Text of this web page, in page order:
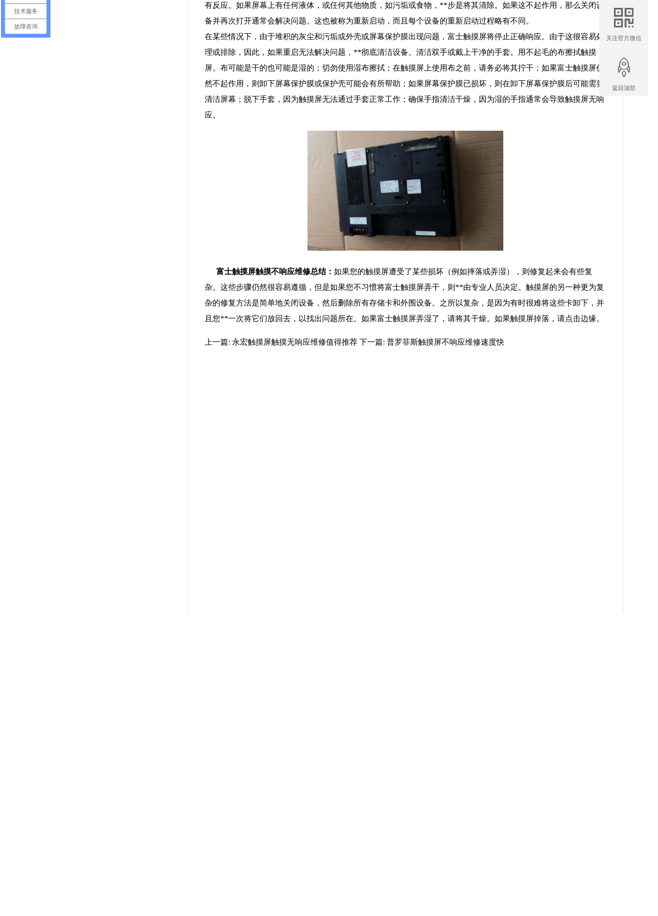
有反应。如果屏幕上有任何液体，或任何其他物质，如污垢或食物，**步是将其清除。如果这不起作用，那么关闭设
备并再次打开通常会解决问题。这也被称为重新启动，而且每个设备的重新启动过程略有不同。
在某些情况下，由于堆积的灰尘和污垢或外壳或屏幕保护膜出现问题，富士触摸屏将停止正确响应。由于这很容易处
理或排除，因此，如果重启无法解决问题，**彻底清洁设备。清洁双手或戴上干净的手套。用不起毛的布擦拭触摸
屏。布可能是干的也可能是湿的；切勿使用湿布擦拭；在触摸屏上使用布之前，请务必将其拧干；如果富士触摸屏仍
然不起作用，则卸下屏幕保护膜或保护壳可能会有所帮助；如果屏幕保护膜已损坏，则在卸下屏幕保护膜后可能需要
清洁屏幕；脱下手套，因为触摸屏无法通过手套正常工作；确保手指清洁干燥，因为湿的手指通常会导致触摸屏无响
应。
富士触摸屏触摸不响应维修总结： 如果您的触摸屏遭受了某些损坏（例如摔落或弄湿），则修复起来会有些复
杂。这些步骤仍然很容易遵循，但是如果您不习惯将富士触摸屏弄干，则**由专业人员决定。触摸屏的另一种更为复
杂的修复方法是简单地关闭设备，然后删除所有存储卡和外围设备。之所以复杂，是因为有时很难将这些卡卸下，并
且您**一次将它们放回去，以找出问题所在。如果富士触摸屏弄湿了，请将其干燥。如果触摸屏掉落，请点击边缘。
上一篇: 永宏触摸屏触摸无响应维修值得推荐下一篇: 普罗菲斯触摸屏不响应维修速度快
关注官方微信
返回顶部
技术服务
故障咨询